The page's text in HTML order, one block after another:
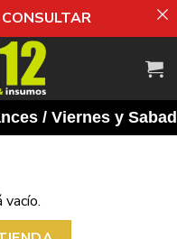
/ Viernes y